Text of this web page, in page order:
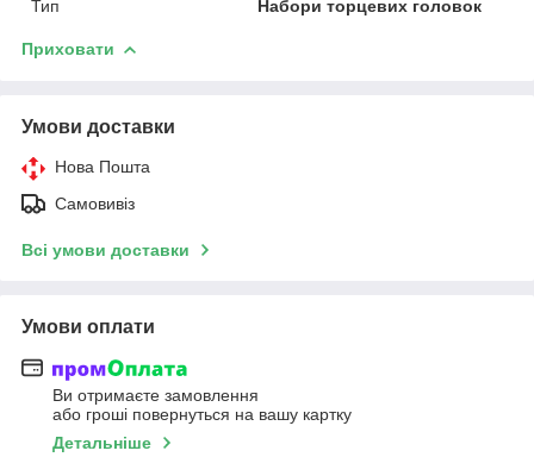
Тип
Набори торцевих головок
Приховати
Умови доставки
Нова Пошта
Самовивіз
Всі умови доставки
Умови оплати
Ви отримаєте замовлення
або гроші повернуться на вашу картку
Детальніше